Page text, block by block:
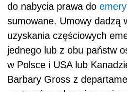
do nabycia prawa do
sumowane. Umowy dadzą
uzyskania częściowych
jednego lub z obu państw
w Polsce i USA lub
Barbary Gross z